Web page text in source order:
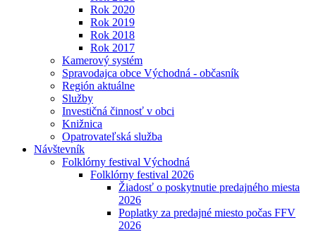
Rok 2020
Rok 2019
Rok 2018
Rok 2017
Kamerový systém
Spravodajca obce Východná - občasník
Región aktuálne
Služby
Investičná činnosť v obci
Knižnica
Opatrovateľská služba
Návštevník
Folklórny festival Východná
Folklórny festival 2026
Žiadosť o poskytnutie predajného miesta
2026
Poplatky za predajné miesto počas FFV
2026